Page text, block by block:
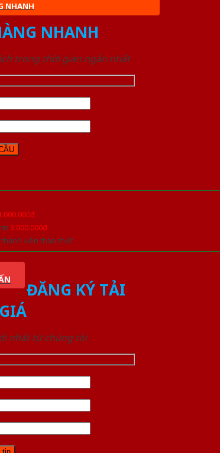
NHANH
NHANH
trong thời gian ngắn nhất
3.000.000đ
viên thân thiết
ĐĂNG KÝ TẢI
nhất từ chúng tôi